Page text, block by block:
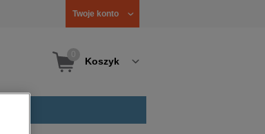
Twoje konto
Koszyk